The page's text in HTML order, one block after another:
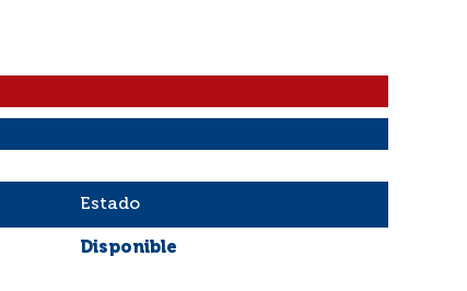
Estado
Disponible